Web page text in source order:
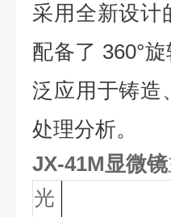
采用全新设计
配备了 360°
泛应用于铸造
处理分析。
JX-41M显微镜
光